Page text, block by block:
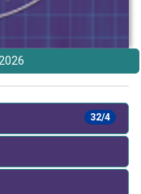
32/4